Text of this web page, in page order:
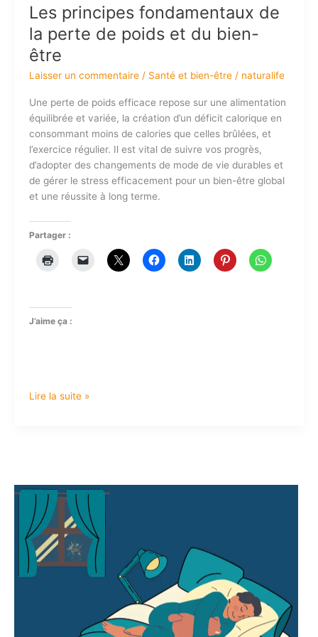
Les principes fondamentaux de
la perte de poids et du bien-
être
Laisser un commentaire / Santé et bien-être/ naturalife
Une perte de poids efficace repose sur une alimentation
équilibrée et variée, la création d’un déficit calorique en
consommant moins de calories que celles brûlées, et
l’exercice régulier. Il est vital de suivre vos progrès,
d’adopter des changements de mode de vie durables et
de gérer le stress efficacement pour un bien-être global
et une réussite à long terme.
Partager :
J’aime ça :
Lire la suite »